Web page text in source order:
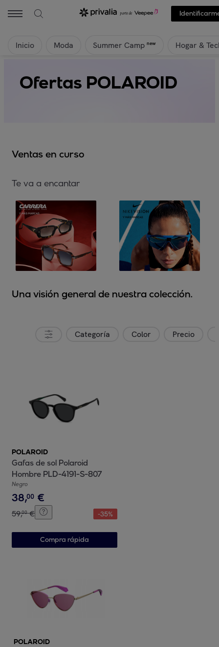
Inicio Moda Summer Camp new Hogar &
Ofertas POLAROID
Ventas en curso
Te va a encantar
Una visión general de nuestra colección.
Categoría Color Precio
POLAROID
Gafas de sol Polaroid
Hombre PLD-4191-S-807
Negro
38,00 €
59,00 € -35%
Compra rápida
POLAROID